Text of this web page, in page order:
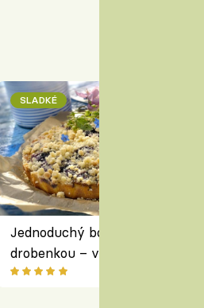
SLADKÉ
Jednoduchý borůvkový koláč s
drobenkou – vláčný moučník
ovoce